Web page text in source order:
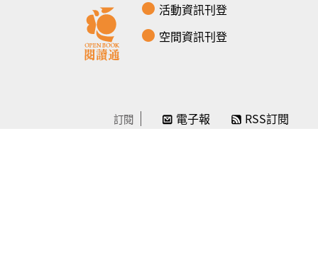
活動資訊刊登
空間資訊刊登
訂閱 電子報 RSS訂閱